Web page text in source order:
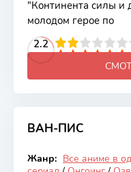
"Континента силы и
молодом герое по
2.2
4 5 6 7 8 9 10
ВАН-ПИС
Онгоинг
Жанр: Все аниме в